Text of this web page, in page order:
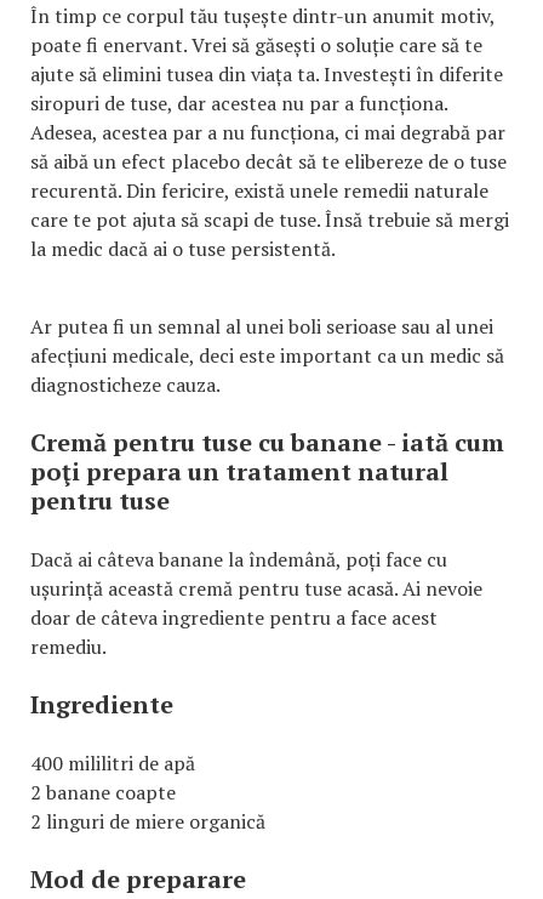
În timp ce corpul tău tușește dintr-un anumit motiv,
poate fi enervant. Vrei să găsești o soluție care să te
ajute să elimini tusea din viața ta. Investești în diferite
siropuri de tuse, dar acestea nu par a funcționa.
Adesea, acestea par a nu funcționa, ci mai degrabă par
să aibă un efect placebo decât să te elibereze de o tuse
recurentă. Din fericire, există unele remedii naturale
care te pot ajuta să scapi de tuse. Însă trebuie să mergi
la medic dacă ai o tuse persistentă.
Ar putea fi un semnal al unei boli serioase sau al unei
afecțiuni medicale, deci este important ca un medic să
diagnosticheze cauza.
Cremă pentru tuse cu banane - iată cum
poţi prepara un tratament natural
pentru tuse
Dacă ai câteva banane la îndemână, poți face cu
ușurință această cremă pentru tuse acasă. Ai nevoie
doar de câteva ingrediente pentru a face acest
remediu.
Ingrediente
400 mililitri de apă
2 banane coapte
2 linguri de miere organică
Mod de preparare